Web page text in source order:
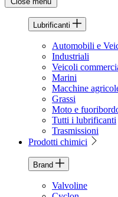
Lubrificanti
Automobili e
Industriali
Veicoli
Marini
Macchine
Grassi
Moto e
Tutti i lubrificanti
Trasmissioni
Prodotti chimici
Brand
Valvoline